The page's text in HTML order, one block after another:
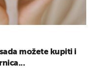
možete kupiti i